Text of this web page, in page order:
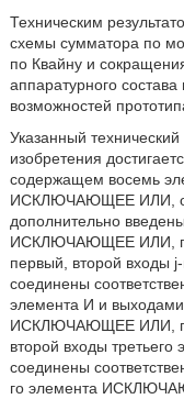
Техническим
схемы сумматора по
по Квайну и
аппаратурного
возможностей
Указанный
изобретения
содержащем восемь
ИСКЛЮЧАЮЩЕЕ ИЛИ,
дополнительно
ИСКЛЮЧАЮЩЕЕ ИЛИ,
первый, второй входы j-
соединены
элемента И и
ИСКЛЮЧАЮЩЕЕ ИЛИ,
второй входы
соединены
го элемента